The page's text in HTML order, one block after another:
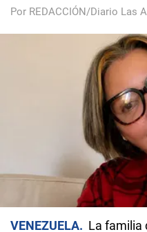
Por REDACCIÓN/Diario Las
VENEZUELA
La familia